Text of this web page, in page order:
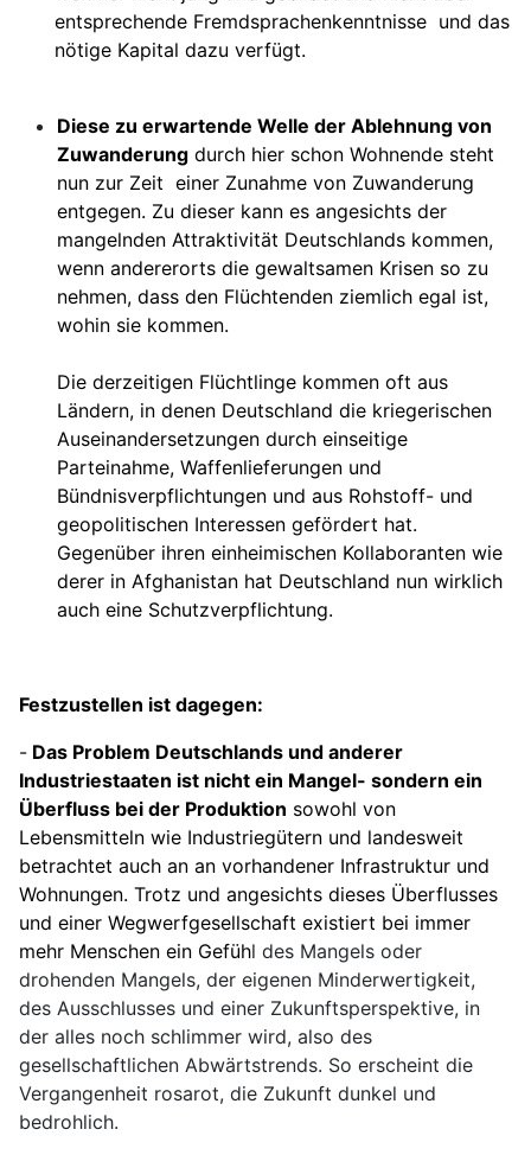
entsprechende Fremdsprachenkenntnisse und das
nötige Kapital dazu verfügt.
Diese zu erwartende Welle der Ablehnung von
Zuwanderung durch hier schon Wohnende steht
nun zur Zeit einer Zunahme von Zuwanderung
entgegen. Zu dieser kann es angesichts der
mangelnden Attraktivität Deutschlands kommen,
wenn andererorts die gewaltsamen Krisen so zu
nehmen, dass den Flüchtenden ziemlich egal ist,
wohin sie kommen.
Die derzeitigen Flüchtlinge kommen oft aus
Ländern, in denen Deutschland die kriegerischen
Auseinandersetzungen durch einseitige
Parteinahme, Waffenlieferungen und
Bündnisverpflichtungen und aus Rohstoff- und
geopolitischen Interessen gefördert hat.
Gegenüber ihren einheimischen Kollaboranten wie
derer in Afghanistan hat Deutschland nun wirklich
auch eine Schutzverpflichtung.
Festzustellen ist dagegen:
- Das Problem Deutschlands und anderer
Industriestaaten ist nicht ein Mangel- sondern ein
Überfluss bei der Produktion sowohl von
Lebensmitteln wie Industriegütern und landesweit
betrachtet auch an an vorhandener Infrastruktur und
Wohnungen. Trotz und angesichts dieses Überflusses
und einer Wegwerfgesellschaft existiert bei immer
mehr Menschen ein Gefühl des Mangels oder
drohenden Mangels, der eigenen Minderwertigkeit,
des Ausschlusses und einer Zukunftsperspektive, in
der alles noch schlimmer wird, also des
gesellschaftlichen Abwärtstrends. So erscheint die
Vergangenheit rosarot, die Zukunft dunkel und
bedrohlich.